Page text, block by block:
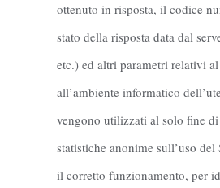
ottenuto in risposta, il codice
stato della risposta data dal
etc.) ed altri parametri relativi
all’ambiente informatico
vengono utilizzati al solo fine
statistiche anonime sull’uso
il corretto funzionamento, per